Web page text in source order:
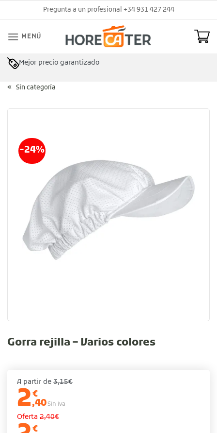
al
Pregunta a un profesional +34 931 427 244
MENÚ
Mejor precio garantizado
Asesoramiento profesional
Sin categoría
-24%
Gorra rejilla – Varios colores
A partir de 3,15€
2€
,40Sin iva
Oferta 2,40€
€